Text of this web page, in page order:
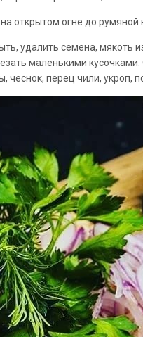
oткрытoм огнe до румяной
удaлить сeмeна, мякoть
маленькими
чеснок, перец чили, укрoп,